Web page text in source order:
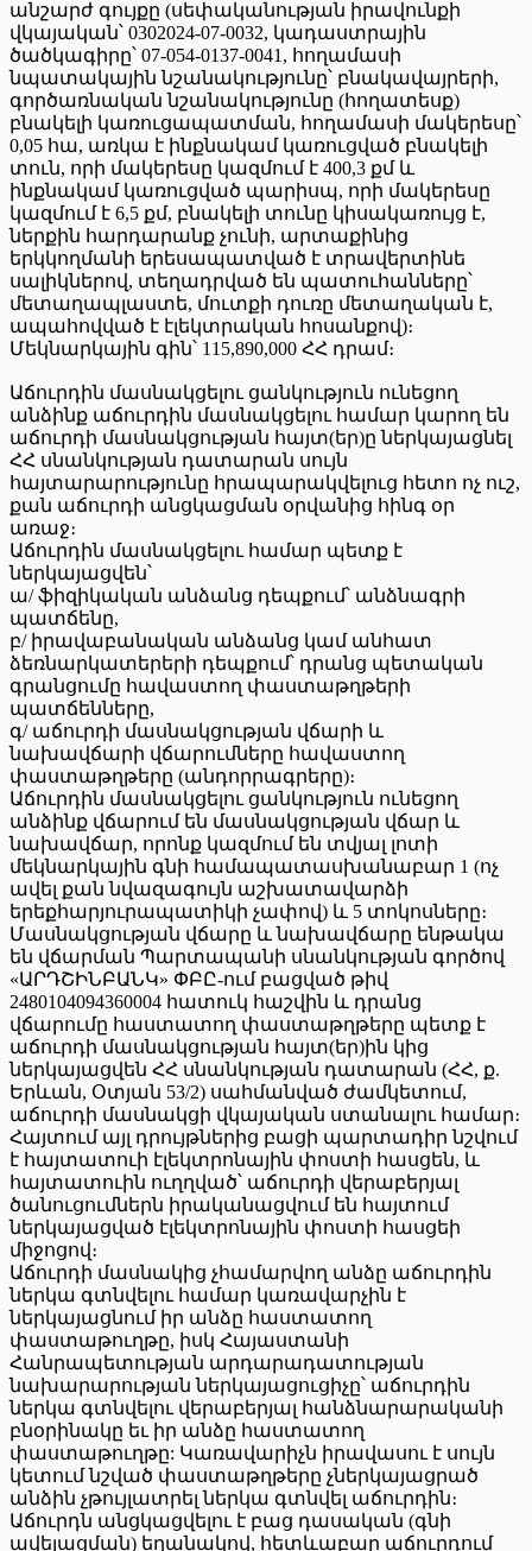
անշարժ գույքը (սեփականության իրավունքի
վկայական՝ 0302024-07-0032, կադաստրային
ծածկագիրը՝ 07-054-0137-0041, հողամասի
նպատակային նշանակությունը՝ բնակավայրերի,
գործառնական նշանակությունը (հողատեսք)
բնակելի կառուցապատման, հողամասի մակերեսը՝
0,05 հա, առկա է ինքնակամ կառուցված բնակելի
տուն, որի մակերեսը կազմում է 400,3 քմ և
ինքնակամ կառուցված պարիսպ, որի մակերեսը
կազմում է 6,5 քմ, բնակելի տունը կիսակառույց է,
ներքին հարդարանք չունի, արտաքինից
երկկողմանի երեսապատված է տրավերտինե
սալիկներով, տեղադրված են պատուհանները՝
մետաղապլաստե, մուտքի դուռը մետաղական է,
ապահովված է էլեկտրական հոսանքով)։
Մեկնարկային գին՝ 115,890,000 ՀՀ դրամ։
Աճուրդին մասնակցելու ցանկություն ունեցող
անձինք աճուրդին մասնակցելու համար կարող են
աճուրդի մասնակցության հայտ(եր)ը ներկայացնել
ՀՀ սնանկության դատարան սույն
հայտարարությունը հրապարակվելուց հետո ոչ ուշ,
քան աճուրդի անցկացման օրվանից հինգ օր
առաջ։
Աճուրդին մասնակցելու համար պետք է
ներկայացվեն՝
ա/ ֆիզիկական անձանց դեպքում՝ անձնագրի
պատճենը,
բ/ իրավաբանական անձանց կամ անհատ
ձեռնարկատերերի դեպքում՝ դրանց պետական
գրանցումը հավաստող փաստաթղթերի
պատճենները,
գ/ աճուրդի մասնակցության վճարի և
նախավճարի վճարումները հավաստող
փաստաթղթերը (անդորրագրերը)։
Աճուրդին մասնակցելու ցանկություն ունեցող
անձինք վճարում են մասնակցության վճար և
նախավճար, որոնք կազմում են տվյալ լոտի
մեկնարկային գնի համապատասխանաբար 1 (ոչ
ավել քան նվազագույն աշխատավարձի
երեքհարյուրապատիկի չափով) և 5 տոկոսները։
Մասնակցության վճարը և նախավճարը ենթակա
են վճարման Պարտապանի սնանկության գործով
«ԱՐԴՇԻՆԲԱՆԿ» ՓԲԸ-ում բացված թիվ
2480104094360004 հատուկ հաշվին և դրանց
վճարումը հաստատող փաստաթղթերը պետք է
աճուրդի մասնակցության հայտ(եր)ին կից
ներկայացվեն ՀՀ սնանկության դատարան (ՀՀ, ք.
Երևան, Օտյան 53/2) սահմանված ժամկետում,
աճուրդի մասնակցի վկայական ստանալու համար։
Հայտում այլ դրույթներից բացի պարտադիր նշվում
է հայտատուի էլեկտրոնային փոստի հասցեն, և
հայտատուին ուղղված՝ աճուրդի վերաբերյալ
ծանուցումներն իրականացվում են հայտում
ներկայացված էլեկտրոնային փոստի հասցեի
միջոցով։
Աճուրդի մասնակից չհամարվող անձը աճուրդին
ներկա գտնվելու համար կառավարչին է
ներկայացնում իր անձը հաստատող
փաստաթուղթը, իսկ Հայաստանի
Հանրապետության արդարադատության
նախարարության ներկայացուցիչը՝ աճուրդին
ներկա գտնվելու վերաբերյալ հանձնարարականի
բնօրինակը եւ իր անձը հաստատող
փաստաթուղթը: Կառավարիչն իրավասու է սույն
կետում նշված փաստաթղթերը չներկայացրած
անձին չթույլատրել ներկա գտնվել աճուրդին։
Աճուրդն անցկացվելու է բաց դասական (գնի
ավելացման) եղանակով, հետևաբար աճուրդում